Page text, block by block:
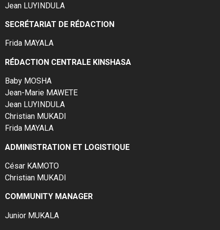
Jean LUYINDULA
SECRÉTARIAT DE RÉDACTION
Frida MAYALA
RÉDACTION CENTRALE KINSHASA
Baby MOSHA
Jean-Marie MAWETE
Jean LUYINDULA
Christian MUKADI
Frida MAYALA
ADMINISTRATION ET LOGISTIQUE
César KAMOTO
Christian MUKADI
COMMUNITY MANAGER
Junior MUKALA